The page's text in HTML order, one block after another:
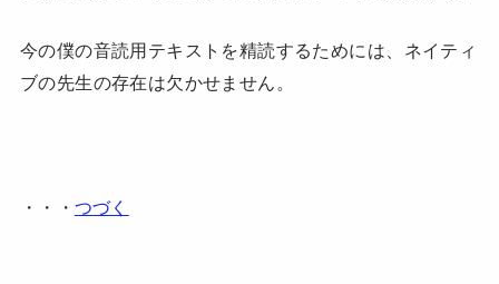
今の僕の音読用テキストを精読するためには、ネイティ
ブの先生の存在は欠かせません。
・・・ つづく